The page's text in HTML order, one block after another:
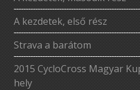
A kezdetek, első rész
Strava a barátom
2015 CycloCross Magyar
hely